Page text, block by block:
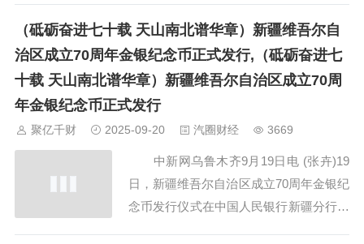
状食物，是东北的一种传统食物。此次聚
餐中中毒的 2 人，均摄入了来自酸汤子的
“米酵菌酸”，初步定性为食物中毒事件。
那么这种毒素到底是怎么来的?此...
（砥砺奋进七十载 天山南北谱华章）新疆维吾尔自
治区成立70周年金银纪念币正式发行,（砥砺奋进七
十载 天山南北谱华章）新疆维吾尔自治区成立70周
年金银纪念币正式发行
聚亿千财 2025-09-20 汽圈财经 3669
中新网乌鲁木齐9月19日电 (张卉)19
日，新疆维吾尔自治区成立70周年金银纪
念币发行仪式在中国人民银行新疆分行举